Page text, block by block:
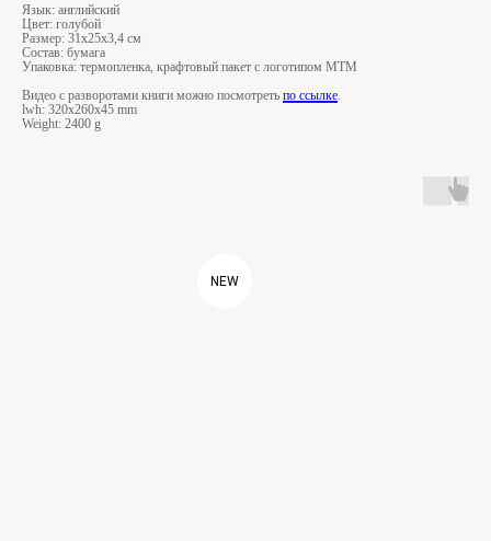
Язык: английский
Цвет: голубой
Размер: 31х25х3,4 см
Состав: бумага
Упаковка: термопленка, крафтовый пакет с логотипом МТМ
Видео с разворотами книги можно посмотреть по ссылке.
lwh: 320x260x45 mm
Weight: 2400 g
NEW